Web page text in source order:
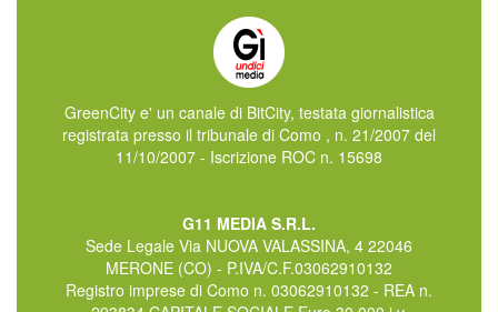
GreenCity e' un canale di BitCity, testata giornalistica
registrata presso il tribunale di Como , n. 21/2007 del
11/10/2007 - Iscrizione ROC n. 15698
G11 MEDIA S.R.L.
Sede Legale Via NUOVA VALASSINA, 4 22046
MERONE (CO) - P.IVA/C.F.03062910132
Registro imprese di Como n. 03062910132 - REA n.